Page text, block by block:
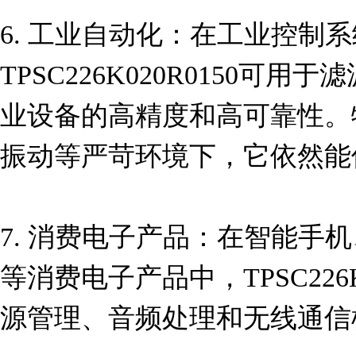
6. 工业自动化：在工业控制
TPSC226K020R0150可用于
业设备的高精度和高可靠性
振动等严苛环境下，它依然
7. 消费电子产品：在智能手
等消费电子产品中，
源管理、音频处理和无线通